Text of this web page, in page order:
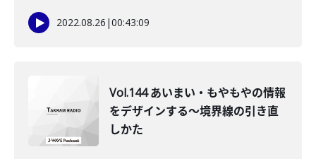
2022.08.26 |00:43:09
Vol.144 あいまい・もやもやの情報
をデザインする～境界線の引き直
しかた